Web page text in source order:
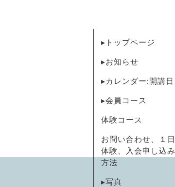
▸トップページ
▸お知らせ
▸カレンダー:開講日
▸会員コース
体験コース
お問い合わせ、１日
体験、入会申し込み
方法
▸写真